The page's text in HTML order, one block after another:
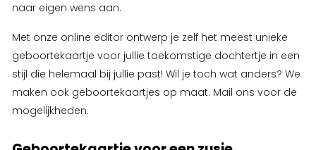
naar eigen wens aan.
Met onze online editor ontwerp je zelf het meest unieke
geboortekaartje voor jullie toekomstige dochtertje in een
stijl die helemaal bij jullie past! Wil je toch wat anders? We
maken ook geboortekaartjes op maat. Mail ons voor de
mogelijkheden.